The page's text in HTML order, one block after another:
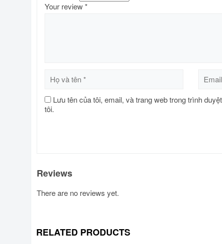
Your review*
Lưu tên của tôi, email, và trang web trong trình
tôi.
Reviews
There are no reviews yet.
RELATED PRODUCTS